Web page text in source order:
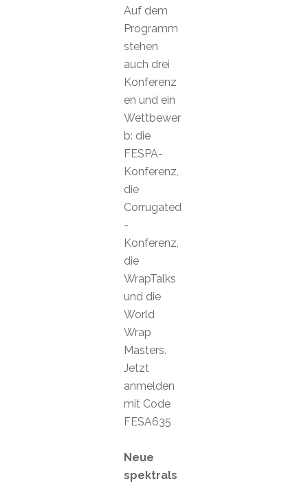
Auf dem
Programm
stehen
auch drei
Konferenz
en und ein
Wettbewer
b: die
FESPA-
Konferenz,
die
Corrugated
-
Konferenz,
die
WrapTalks
und die
World
Wrap
Masters.
Jetzt
anmelden
mit Code
FESA635
Neue
spektrals